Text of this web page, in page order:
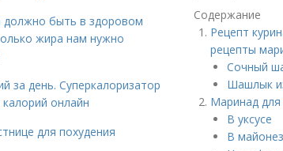
Содержание
Рецепт
рецепты
Сочный
Шашлык
Маринад
В уксусе
В
должно быть в здоровом
жира нам нужно
за день. Суперкалоризатор
калорий онлайн
для похудения